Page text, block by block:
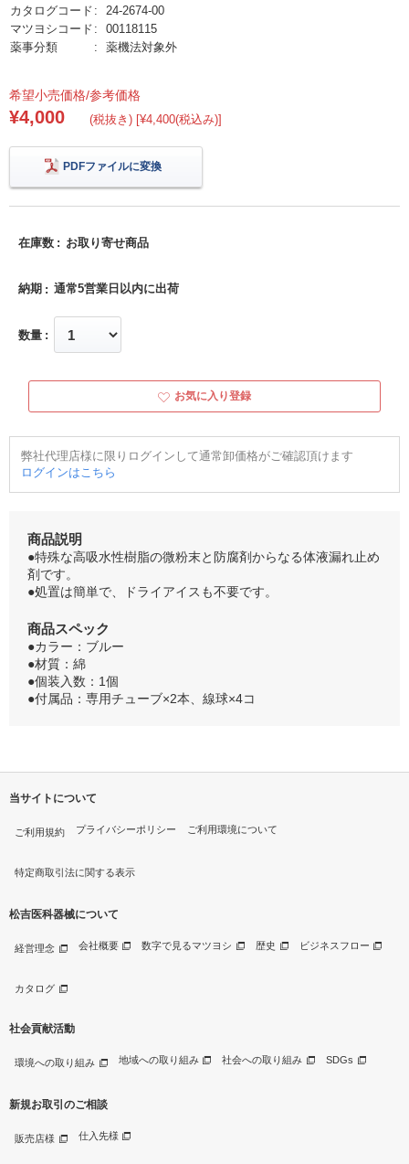
カタログコード
24-2674-00
マツヨシコード
00118115
薬事分類
薬機法対象外
希望小売価格/参考価格
¥4,000 (税抜き) [¥4,400(税込み)]
PDFファイルに変換
在庫数 お取り寄せ商品
納期 通常5営業日以内に出荷
数量
お気に入り登録
弊社代理店様に限りログインして通常卸価格がご確認頂けます
ログインはこちら
商品説明
●特殊な高吸水性樹脂の微粉末と防腐剤からなる体液漏れ止め
剤です。
●処置は簡単で、ドライアイスも不要です。
商品スペック
●カラー：ブルー
●材質：綿
●個装入数：1個
●付属品：専用チューブ×2本、線球×4コ
当サイトについて
ご利用規約 プライバシーポリシー ご利用環境について
特定商取引法に関する表示
松吉医科器械について
経営理念 会社概要 数字で見るマツヨシ 歴史 ビジネスフロー
カタログ
社会貢献活動
環境への取り組み 地域への取り組み 社会への取り組み SDGs
新規お取引のご相談
販売店様 仕入先様